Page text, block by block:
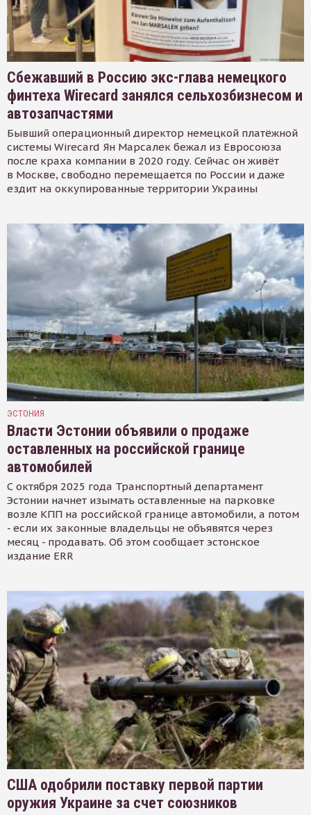
Сбежавший в Россию экс-глава немецкого
финтеха Wirecard занялся сельхозбизнесом и
автозапчастями
Бывший операционный директор немецкой платёжной
системы Wirecard Ян Марсалек бежал из Евросоюза
после краха компании в 2020 году. Сейчас он живёт
в Москве, свободно перемещается по России и даже
ездит на оккупированные территории Украины
ЭСТОНИЯ
Власти Эстонии объявили о продаже
оставленных на российской границе
автомобилей
С октября 2025 года Транспортный департамент
Эстонии начнет изымать оставленные на парковке
возле КПП на российской границе автомобили, а потом
- если их законные владельцы не объявятся через
месяц - продавать. Об этом сообщает эстонское
издание ERR
США одобрили поставку первой партии
оружия Украине за счет союзников